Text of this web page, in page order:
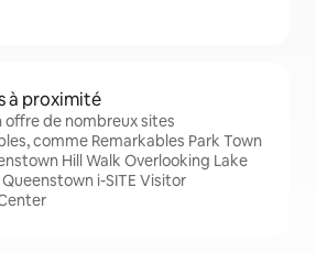
à proximité
offre de nombreux sites
comme Remarkables Park Town
Hill Walk Overlooking Lake
i-SITE Visitor